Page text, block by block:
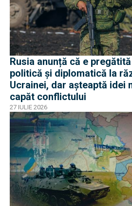
Rusia anunță că e
politică și diplomatică la
Ucrainei, dar așteaptă idei
capăt conflictului
27 IULIE 2026